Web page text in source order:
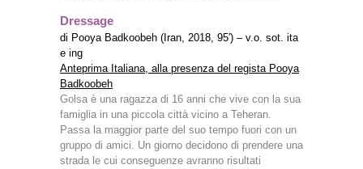
Dressage
di Pooya Badkoobeh (Iran, 2018, 95′) – v.o. sot. ita
e ing
Anteprima Italiana, alla presenza del regista Pooya
Badkoobeh
Golsa è una ragazza di 16 anni che vive con la sua
famiglia in una piccola città vicino a Teheran.
Passa la maggior parte del suo tempo fuori con un
gruppo di amici. Un giorno decidono di prendere una
strada le cui conseguenze avranno risultati